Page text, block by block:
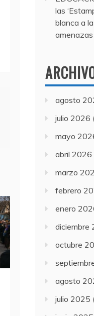
las
blanca a
amenazas
agosto
julio 2026
mayo
abril 2026
marzo
febrero
enero
diciembre
octubre
agosto
julio 2025